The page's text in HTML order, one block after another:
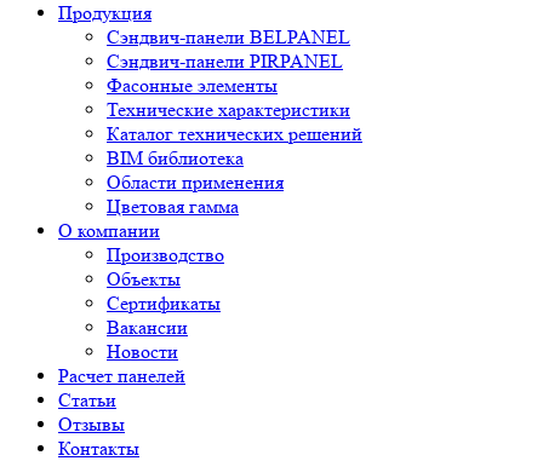
Продукция
Сэндвич-панели BELPANEL
Сэндвич-панели PIRPANEL
Фасонные элементы
Технические характеристики
Каталог технических решений
BIM библиотека
Области применения
Цветовая гамма
О компании
Производство
Объекты
Сертификаты
Вакансии
Новости
Расчет панелей
Статьи
Отзывы
Контакты